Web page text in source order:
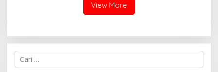
View More
C